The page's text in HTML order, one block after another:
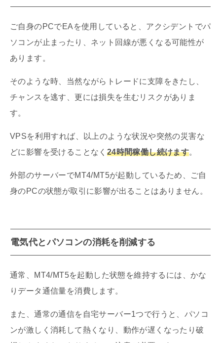
ご自身のPCでEAを使用していると、アクシデントでパ
ソコンが止まったり、ネット回線が悪くなる可能性が
あります。
そのような時、当然ながらトレードに支障をきたし、
チャンスを逃す、更には損失を生むリスクがありま
す。
VPSを利用すれば、以上のような状況や突然の災害な
どに影響を受けることなく 24時間稼働し続けます。
外部のサーバーでMT4/MT5が起動しているため、ご自
身のPCの状態が取引に影響が出ることはありません。
電気代とパソコンの消耗を削減する
通常、MT4/MT5を起動した状態を維持するには、かな
りデータ通信量を消費します。
また、通常の通信を自宅サーバー1つで行うと、パソコ
ンが激しく消耗して熱くなり、動作が遅くなったり破